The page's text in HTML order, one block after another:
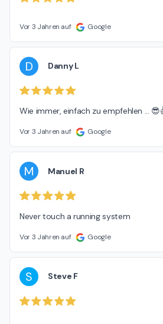
Vor 3 Jahren auf Google
D Danny L
Wie immer, einfach zu empfehlen ...
Vor 3 Jahren auf Google
M Manuel R
Never touch a running system
Vor 3 Jahren auf Google
S Steve F